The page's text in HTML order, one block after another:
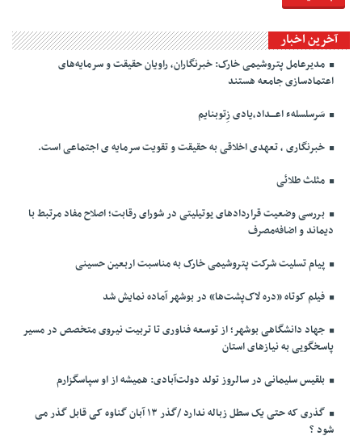
آخرین اخبار
مدیرعامل پتروشیمی خارک: خبرنگاران، راویان حقیقت و سرمایه‌های
اعتمادسازی جامعه هستند
سَرسلسلهء اعـــداد،یادی زِتوبنایم
خبرنگاری ، تعهدی اخلاقی به حقیقت و تقویت سرمایه ی اجتماعی است.
مثلث طلائی
بررسی وضعیت قراردادهای یوتیلیتی در شورای رقابت؛ اصلاح مفاد مرتبط با
دیماند و اضافه‌مصرف
پیام تسلیت شرکت پتروشیمی خارک به مناسبت اربعین حسینی
فیلم کوتاه «دره لاک‌پشت‌ها» در بوشهر آماده نمایش شد
جهاد دانشگاهی بوشهر؛ از توسعه فناوری تا تربیت نیروی متخصص در مسیر
پاسخگویی به نیازهای استان
بلقیس سلیمانی در سالروز تولد دولت‌آبادی: همیشه از او سپاسگزارم
گذری که حتی یک سطل زباله ندارد /گذر ۱۳ آبان گناوه کی قابل گذر می
شود ؟